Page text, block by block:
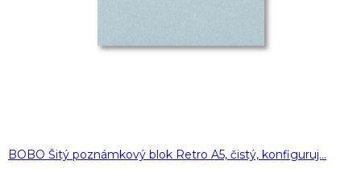
BOBO Šitý poznámkový blok Retro A5, čistý, konfiguruj…